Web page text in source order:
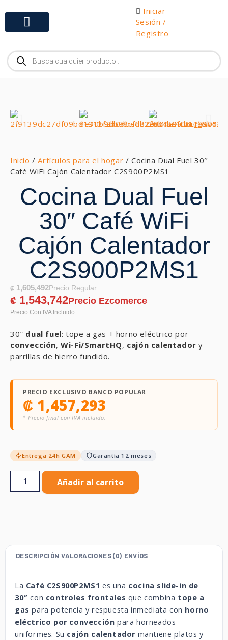
Iniciar
Sesión /
Registro
Inicio /Artículos para el hogar / Cocina Dual Fuel 30″
Café WiFi Cajón Calentador C2S900P2MS1
Cocina Dual Fuel
30″ Café WiFi
Cajón Calentador
C2S900P2MS1
₡1,605,492
₡ 1,543,742
30″ dual fuel: tope a gas + horno eléctrico por
convección,Wi-Fi/SmartHQ, cajón calentador y
parrillas de hierro fundido.
PRECIO EXCLUSIVO BANCO POPULAR
₡ 1,457,293
* Precio final con IVA incluido.
Entrega 24h GAM Garantía 12 meses
Añadir al carrito
DESCRIPCIÓN VALORACIONES (0) ENVÍOS
La Café C2S900P2MS1 es una cocina slide-in de
30″ con controles frontales que combina tope a
gas para potencia y respuesta inmediata con horno
eléctrico por convección para horneados
uniformes. Su cajón calentador mantiene platos y